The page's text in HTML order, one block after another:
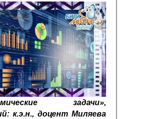
задачи»,
к.э.н., доцент Миляева